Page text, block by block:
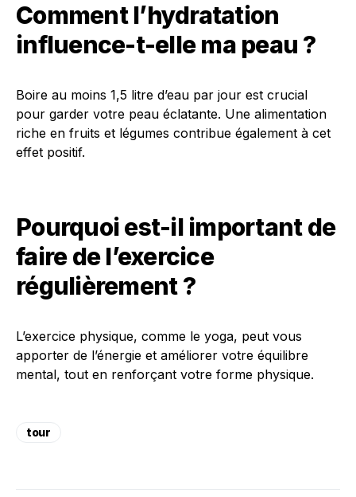
Comment l’hydratation
influence-t-elle ma peau ?
Boire au moins 1,5 litre d’eau par jour est crucial
pour garder votre peau éclatante. Une alimentation
riche en fruits et légumes contribue également à cet
effet positif.
Pourquoi est-il important de
faire de l’exercice
régulièrement ?
L’exercice physique, comme le yoga, peut vous
apporter de l’énergie et améliorer votre équilibre
mental, tout en renforçant votre forme physique.
tour